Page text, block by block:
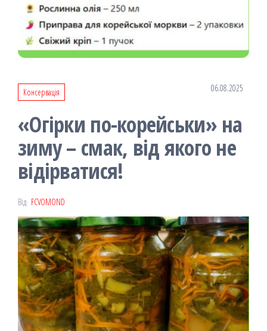
Консервація 06.08.2025
«Огірки по-корейськи» на
зиму – смак, від якого не
відірватися!
Від FCVOMOND